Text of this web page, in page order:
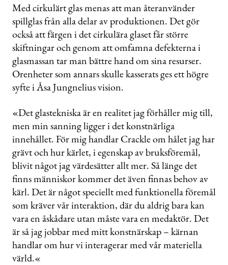
Med cirkulärt glas menas att man åter­använder
spillglas från alla delar av produktionen. Det gör
också att färgen i det ­cirkulära glaset får större
skiftningar och genom att omfamna defekterna i
glasmassan tar man bättre hand om sina resurser.
Orenheter som annars skulle kasserats ges ett högre
syfte i Åsa Jungnelius vision.
«Det glastekniska är en realitet jag förhåller mig till,
men min sanning ligger i det konstnärliga
innehållet. För mig handlar Crackle om hålet jag har
grävt och hur ­kärlet, i egenskap av bruksföremål,
blivit ­något jag värdesätter allt mer. Så länge det
finns människor kommer det även finnas ­behov av
kärl. Det är något speciellt med funktionella föremål
som kräver vår interaktion, där du aldrig bara kan
vara en åskådare utan måste vara en medaktör. Det
är så jag jobbar med mitt konstnärskap – kärnan
handlar om hur vi interagerar med vår materiella
värld.«